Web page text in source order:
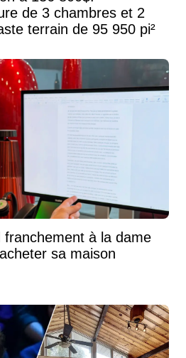
de 3 chambres et 2
terrain de 95 950 pi²
franchement à la dame
sa maison